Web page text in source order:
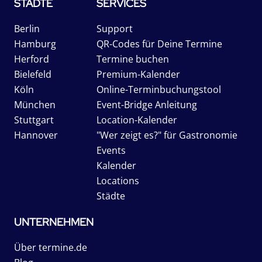
STÄDTE
Berlin
Hamburg
Herford
Bielefeld
Köln
München
Stuttgart
Hannover
SERVICES
Support
QR-Codes für Deine Termine
Termine buchen
Premium-Kalender
Online-Terminbuchungstool
Event-Bridge Anleitung
Location-Kalender
"Wer zeigt es?" für Gastronomie
Events
Kalender
Locations
Städte
UNTERNEHMEN
Über termine.de